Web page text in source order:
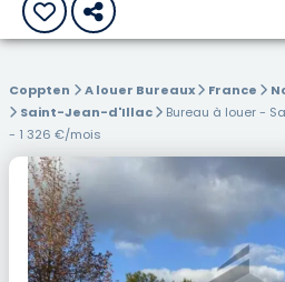
Coppten A louer Bureaux France
Saint-Jean-d'Illac
Bureau à louer -
- 1 326 €/mois